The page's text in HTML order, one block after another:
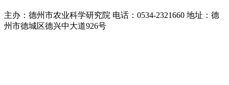
主办：德州市农业科学研究院 电话：0534-2321660 地址：德
州市德城区德兴中大道926号